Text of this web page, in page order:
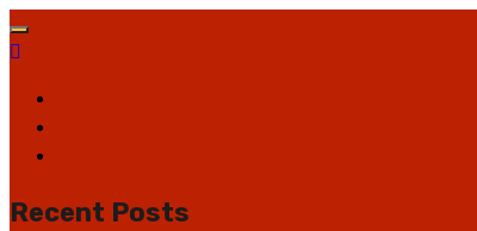
Skip
to
Recent Posts